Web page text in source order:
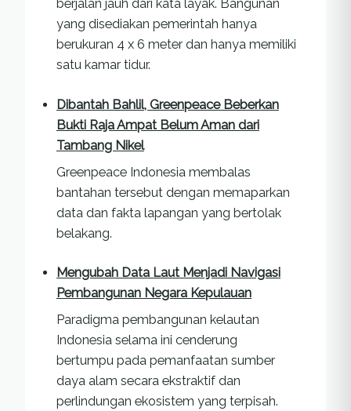
berjalan jauh dari kata layak. Bangunan
yang disediakan pemerintah hanya
berukuran 4 x 6 meter dan hanya memiliki
satu kamar tidur.
Dibantah Bahlil, Greenpeace Beberkan
Bukti Raja Ampat Belum Aman dari
Tambang Nikel
Greenpeace Indonesia membalas
bantahan tersebut dengan memaparkan
data dan fakta lapangan yang bertolak
belakang.
Mengubah Data Laut Menjadi Navigasi
Pembangunan Negara Kepulauan
Paradigma pembangunan kelautan
Indonesia selama ini cenderung
bertumpu pada pemanfaatan sumber
daya alam secara ekstraktif dan
perlindungan ekosistem yang terpisah.